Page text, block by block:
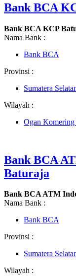
Bank BCA
Bank BCA KCP
Nama Bank :
Bank BCA
Provinsi :
Sumatera
Wilayah :
Ogan
Bank BCA
Baturaja
Bank BCA ATM
Nama Bank :
Bank BCA
Provinsi :
Sumatera
Wilayah :